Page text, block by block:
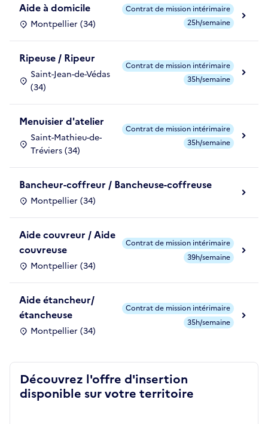
Aide à domicile
Montpellier (34)
Contrat de mission intérimaire
25h/semaine
Ripeuse / Ripeur
Saint-Jean-de-Védas
(34)
Contrat de mission intérimaire
35h/semaine
Menuisier d'atelier
Saint-Mathieu-de-
Tréviers (34)
Contrat de mission intérimaire
35h/semaine
Bancheur-coffreur / Bancheuse-coffreuse
Montpellier (34)
Aide couvreur / Aide
couvreuse
Montpellier (34)
Contrat de mission intérimaire
39h/semaine
Aide étancheur/
étancheuse
Montpellier (34)
Contrat de mission intérimaire
35h/semaine
Découvrez l'offre d'insertion
disponible sur votre territoire